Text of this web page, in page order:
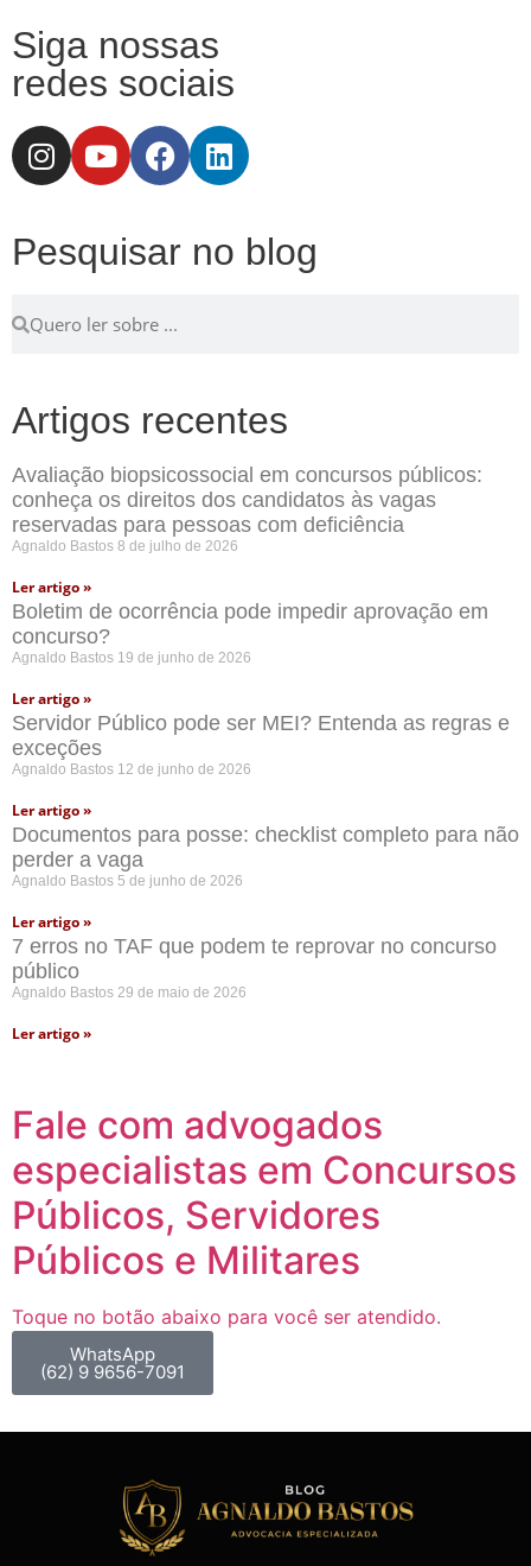
Siga nossas
redes sociais
Pesquisar no blog
Artigos recentes
Avaliação biopsicossocial em concursos públicos:
conheça os direitos dos candidatos às vagas
reservadas para pessoas com deficiência
Agnaldo Bastos 8 de julho de 2026
Ler artigo »
Boletim de ocorrência pode impedir aprovação em
concurso?
Agnaldo Bastos 19 de junho de 2026
Ler artigo »
Servidor Público pode ser MEI? Entenda as regras e
exceções
Agnaldo Bastos 12 de junho de 2026
Ler artigo »
Documentos para posse: checklist completo para não
perder a vaga
Agnaldo Bastos 5 de junho de 2026
Ler artigo »
7 erros no TAF que podem te reprovar no concurso
público
Agnaldo Bastos 29 de maio de 2026
Ler artigo »
Fale com advogados
especialistas em Concursos
Públicos, Servidores
Públicos e Militares
Toque no botão abaixo para você ser atendido.
WhatsApp
(62) 9 9656-7091